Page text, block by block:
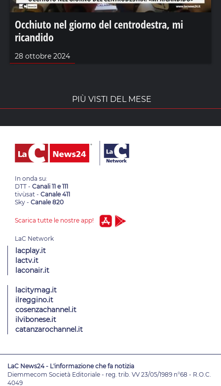
Occhiuto nel giorno del centrodestra, mi
ricandido
28 ottobre 2024
PIÙ VISTI DEL MESE
In onda su:
DTT - Canali 11 e 111
tivùsat - Canale 411
Sky - Canale 820
Scarica tutte le nostre app!
lacplay.it
lactv.it
laconair.it
lacitymag.it
ilreggino.it
cosenzachannel.it
ilvibonese.it
catanzarochannel.it
LaC News24 - L'informazione che fa notizia
Diemmecom Società Editoriale - reg. trib. VV 23/05/1989 n°68 - R.O.C.
4049